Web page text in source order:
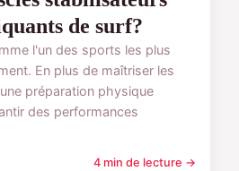
de surf?
l'un des sports les plus
En plus de maîtriser les
préparation physique
des performances
4 min de lecture →